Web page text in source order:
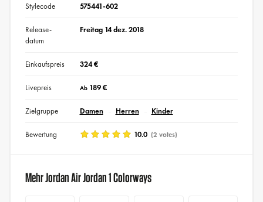
Stylecode 575441-602
Release-
datum
Freitag 14 dez. 2018
Einkaufspreis 324 €
Livepreis Ab189 €
Zielgruppe Damen Herren Kinder
Bewertung 10.0 (2 votes)
Mehr Jordan Air Jordan 1 Colorways